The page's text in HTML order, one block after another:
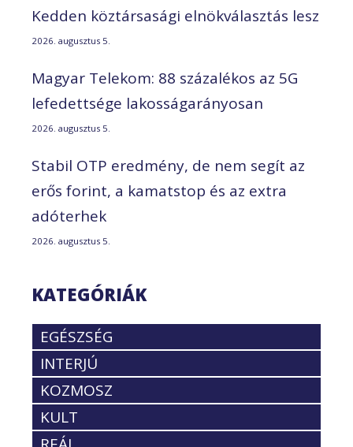
Kedden köztársasági elnökválasztás lesz
2026. augusztus 5.
Magyar Telekom: 88 százalékos az 5G
lefedettsége lakosságarányosan
2026. augusztus 5.
Stabil OTP eredmény, de nem segít az
erős forint, a kamatstop és az extra
adóterhek
2026. augusztus 5.
KATEGÓRIÁK
EGÉSZSÉG
INTERJÚ
KOZMOSZ
KULT